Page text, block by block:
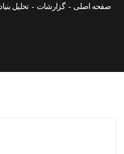
صفحه اصلی گزارشات تحلیل